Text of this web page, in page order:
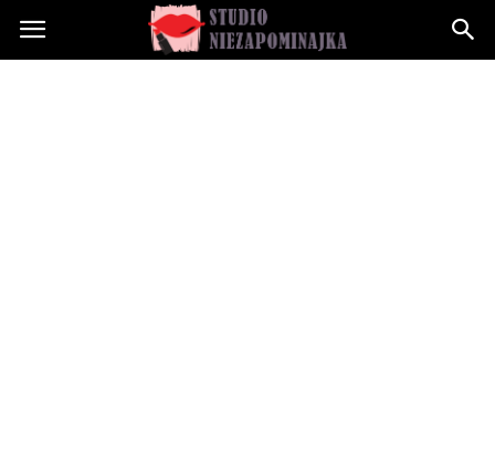
Studioniezapominajka.pl